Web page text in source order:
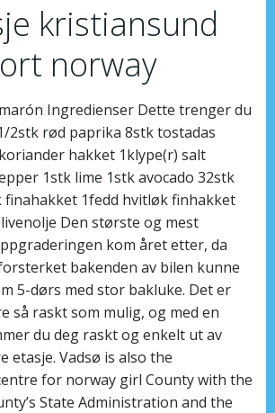
kristiansund
norway
Ingredienser Dette trenger du
2stk rød paprika 8stk tostadas
hakket 1klype(r) salt
1stk lime 1stk avocado 32stk
1fedd hvitløk finhakket
Den største og mest
kom året etter, da
bakenden av bilen kunne
5-dørs med stor bakluke. Det er
så raskt som mulig, og med en
du deg raskt og enkelt ut av
etasje. Vadsø is also the
for norway girl County with the
State Administration and the